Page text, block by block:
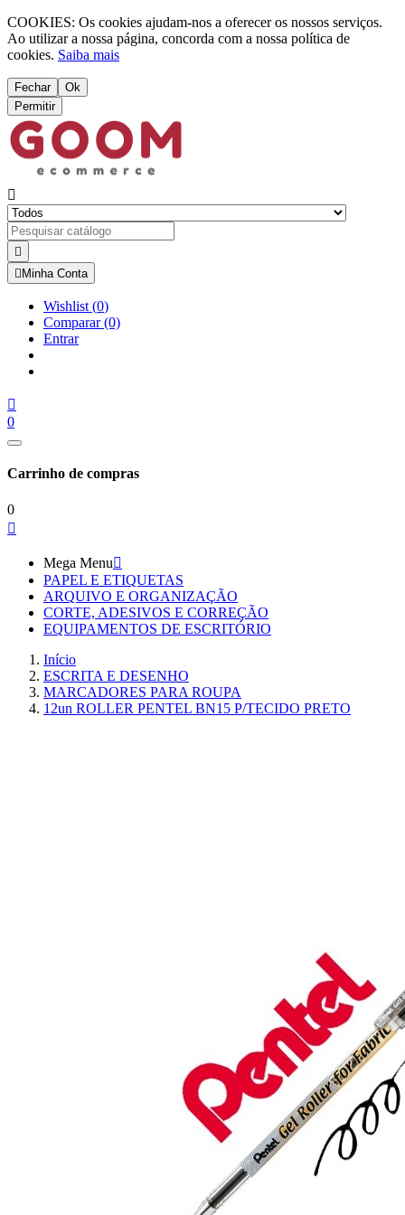
COOKIES: Os cookies ajudam-nos a oferecer os nossos serviços.
Ao utilizar a nossa página, concorda com a nossa política de
cookies. Saiba mais
Fechar
Ok
Permitir


 Minha Conta
Wishlist (0)
Comparar(0)
Entrar

0
Carrinho de compras
0

Mega Menu
PAPEL E ETIQUETAS
ARQUIVO E ORGANIZAÇÃO
CORTE, ADESIVOS E CORREÇÃO
EQUIPAMENTOS DE ESCRITÓRIO
Início
ESCRITA E DESENHO
MARCADORES PARA ROUPA
12un ROLLER PENTEL BN15 P/TECIDO PRETO